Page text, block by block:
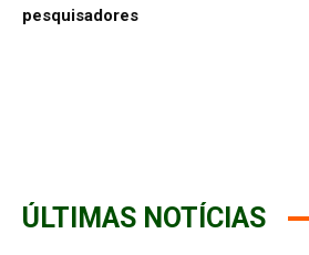
pesquisadores
ÚLTIMAS NOTÍCIAS